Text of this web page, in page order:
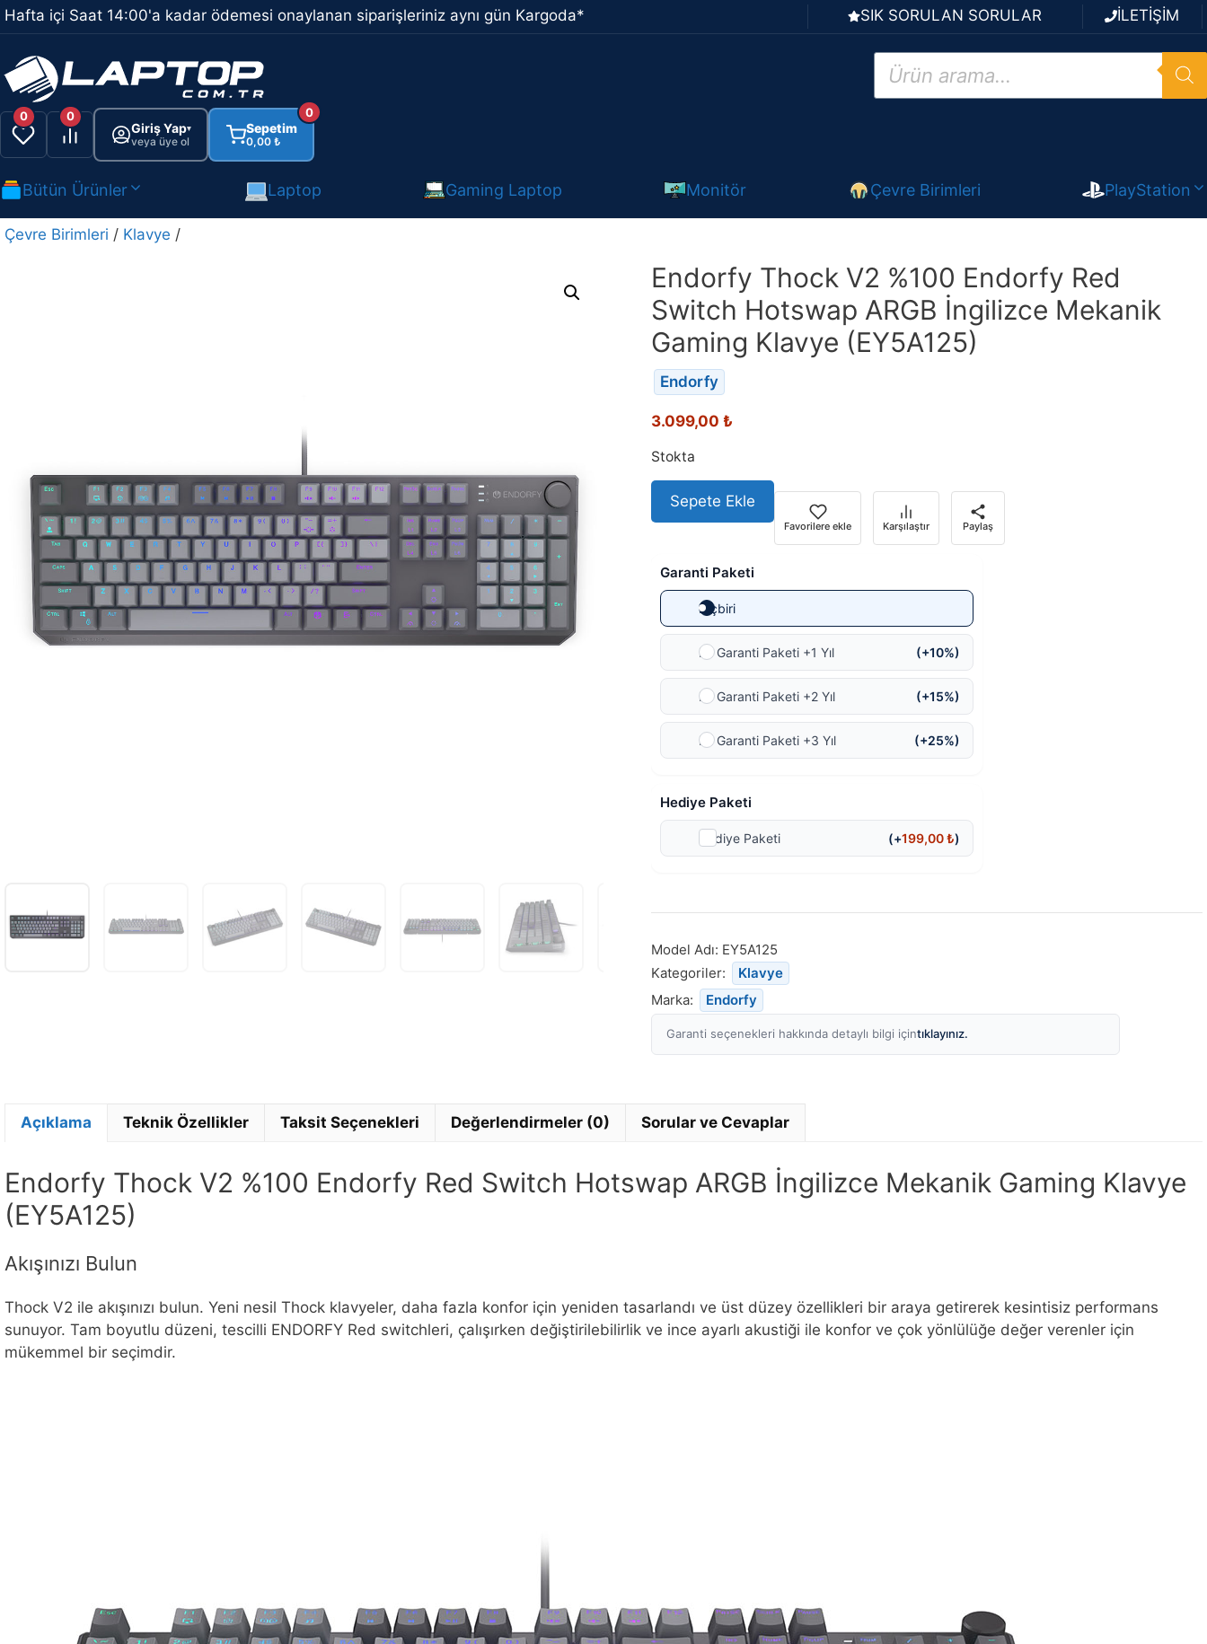
İçeriğe
atla
Hafta içi Saat 14:00'a kadar ödemesi onaylanan siparişleriniz aynı gün Kargoda* SIK SORULAN SORULAR İLETİŞİM
Products
search
0 0
Giriş Yap▾
veya üye ol
Sepetim
0,00 ₺
0
Bütün Ürünler Laptop Gaming Laptop Monitör Çevre Birimleri PlayStation
Çevre Birimleri / Klavye /
Endorfy Thock V2 %100 Endorfy Red
Switch Hotswap ARGB İngilizce Mekanik
Gaming Klavye (EY5A125)
Endorfy
3.099,00 ₺
Stokta
Sepete Ekle
Favorilere ekle Karşılaştır Paylaş
Garanti Paketi
Hiçbiri
Ek Garanti Paketi +1 Yıl (+10%)
Ek Garanti Paketi +2 Yıl (+15%)
Ek Garanti Paketi +3 Yıl (+25%)
Hediye Paketi
Hediye Paketi (+199,00₺)
Model Adı: EY5A125
Kategoriler:
Klavye
Marka:
Endorfy
Garanti seçenekleri hakkında detaylı bilgi içintıklayınız.
Açıklama Teknik Özellikler Taksit Seçenekleri Değerlendirmeler (0) Sorular ve Cevaplar
Endorfy Thock V2 %100 Endorfy Red Switch Hotswap ARGB İngilizce Mekanik Gaming Klavye
(EY5A125)
Akışınızı Bulun
Thock V2 ile akışınızı bulun. Yeni nesil Thock klavyeler, daha fazla konfor için yeniden tasarlandı ve üst düzey özellikleri bir araya getirerek kesintisiz performans
sunuyor. Tam boyutlu düzeni, tescilli ENDORFY Red switchleri, çalışırken değiştirilebilirlik ve ince ayarlı akustiği ile konfor ve çok yönlülüğe değer verenler için
mükemmel bir seçimdir.